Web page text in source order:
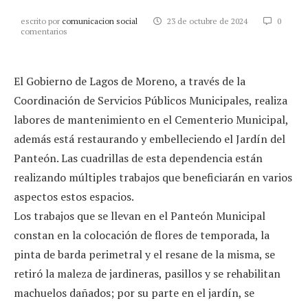
escrito por comunicacion social 23 de octubre de 2024
0
comentarios
El Gobierno de Lagos de Moreno, a través de la
Coordinación de Servicios Públicos Municipales, realiza
labores de mantenimiento en el Cementerio Municipal,
además está restaurando y embelleciendo el Jardín del
Panteón. Las cuadrillas de esta dependencia están
realizando múltiples trabajos que beneficiarán en varios
aspectos estos espacios.
Los trabajos que se llevan en el Panteón Municipal
constan en la colocación de flores de temporada, la
pinta de barda perimetral y el resane de la misma, se
retiró la maleza de jardineras, pasillos y se rehabilitan
machuelos dañados; por su parte en el jardín, se